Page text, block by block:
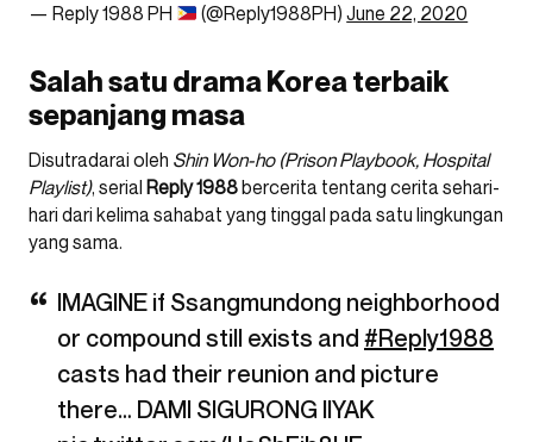
— Reply 1988 PH (@Reply1988PH)June 22, 2020
Salah satu drama Korea terbaik
sepanjang masa
Disutradarai oleh Shin Won-ho (Prison Playbook, Hospital
Playlist), serial Reply 1988bercerita tentang cerita sehari-
hari dari kelima sahabat yang tinggal pada satu lingkungan
yang sama.
IMAGINE if Ssangmundong neighborhood
or compound still exists and #Reply1988
casts had their reunion and picture
there… DAMI SIGURONG IIYAK